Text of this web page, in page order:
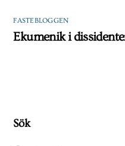
FASTEBLOGGEN
Ekumenik i
Sök